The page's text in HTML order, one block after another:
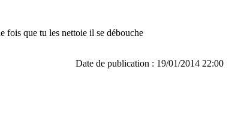
fois que tu les nettoie il se débouche
Date de publication : 19/01/2014 22:00